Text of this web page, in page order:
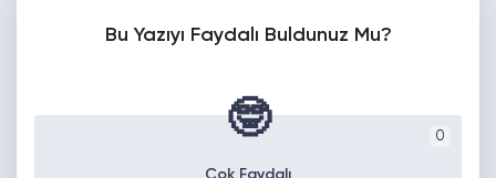
Bu Yazıyı Faydalı Buldunuz Mu?
0
🤓
Çok Faydalı